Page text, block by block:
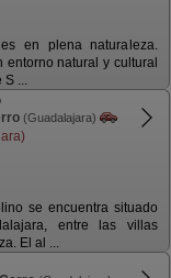
en plena naturaleza.
entorno natural y cultural
S ...
(Guadalajara)
se encuentra situado
entre las villas
El al ...